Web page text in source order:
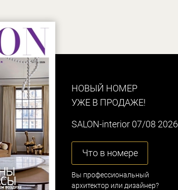
НОВЫЙ НОМЕР
УЖЕ В ПРОДАЖЕ!
SALON-interior 07/08 2026
Что в номере
Вы профессиональный
архитектор или дизайнер?